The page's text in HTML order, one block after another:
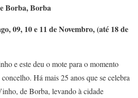
Borba, Borba
09, 10 e 11 de Novembro, (até 18 de
e este deu o mote para o momento
Há mais 25 anos que se celebra
de Borba, levando à cidade